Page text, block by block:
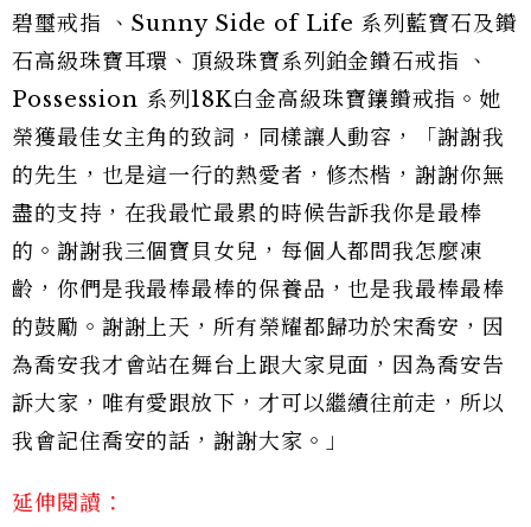
碧璽戒指 、Sunny Side of Life 系列藍寶石及鑽
石高級珠寶耳環、頂級珠寶系列鉑金鑽石戒指 、
Possession 系列18K白金高級珠寶鑲鑽戒指。她
榮獲最佳女主角的致詞，同樣讓人動容，「謝謝我
的先生，也是這一行的熱愛者，修杰楷，謝謝你無
盡的支持，在我最忙最累的時候告訴我你是最棒
的。謝謝我三個寶貝女兒，每個人都問我怎麼凍
齡，你們是我最棒最棒的保養品，也是我最棒最棒
的鼓勵。謝謝上天，所有榮耀都歸功於宋喬安，因
為喬安我才會站在舞台上跟大家見面，因為喬安告
訴大家，唯有愛跟放下，才可以繼續往前走，所以
我會記住喬安的話，謝謝大家。」
延伸閱讀：